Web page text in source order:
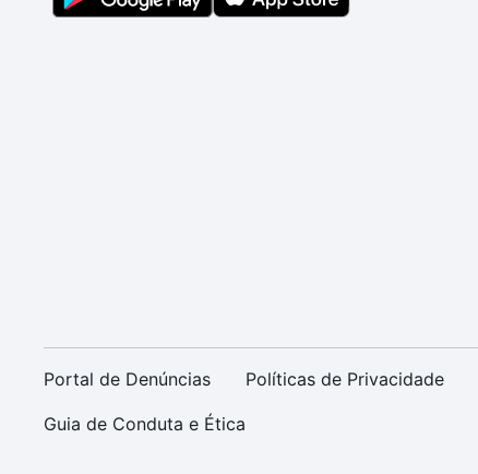
Portal de Denúncias Políticas de Privacidade
Guia de Conduta e Ética